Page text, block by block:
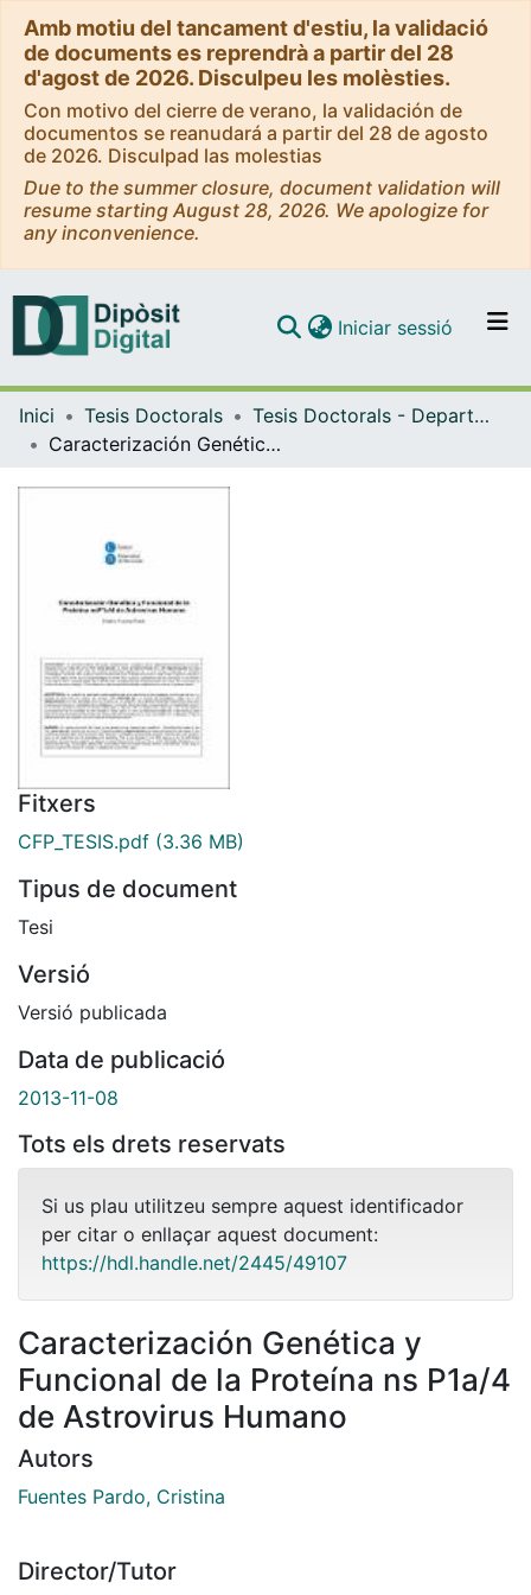
Amb motiu del tancament d'estiu, la validació
de documents es reprendrà a partir del 28
d'agost de 2026. Disculpeu les molèsties.
Con motivo del cierre de verano, la validación de
documentos se reanudará a partir del 28 de agosto
de 2026. Disculpad las molestias
Due to the summer closure, document validation will
resume starting August 28, 2026. We apologize for
any inconvenience.
Navega per tot el DD
Iniciar sessió (current)
Inici Tesis Doctorals
Tesis Doctorals - Departament - Microbiologia
Caracterización Genética y Funcional de la Proteína ns P1a/4 de Astrovirus Humano
Fitxers
CFP_TESIS.pdf (3.36 MB)
Tipus de document
Tesi
Versió
Versió publicada
Data de publicació
2013-11-08
Tots els drets reservats
Si us plau utilitzeu sempre aquest identificador
per citar o enllaçar aquest document:
https://hdl.handle.net/2445/49107
Caracterización Genética y
Funcional de la Proteína ns P1a/4
de Astrovirus Humano
Autors
Fuentes Pardo, Cristina
Director/Tutor